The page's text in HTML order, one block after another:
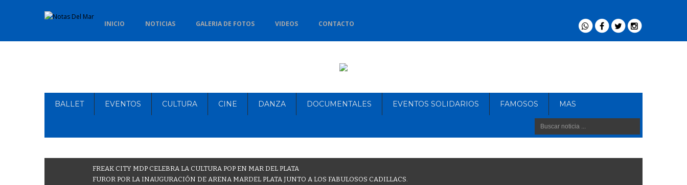
INICIO NOTICIAS GALERIA DE FOTOS VIDEOS CONTACTO
BALLET EVENTOS CULTURA CINE DANZA DOCUMENTALES EVENTOS SOLIDARIOS FAMOSOS MAS
FREAK CITY MDP CELEBRA LA CULTURA POP EN MAR DEL PLATA
FUROR POR LA INAUGURACIÓN DE ARENA MARDEL PLATA JUNTO A LOS FABULOSOS CADILLACS.